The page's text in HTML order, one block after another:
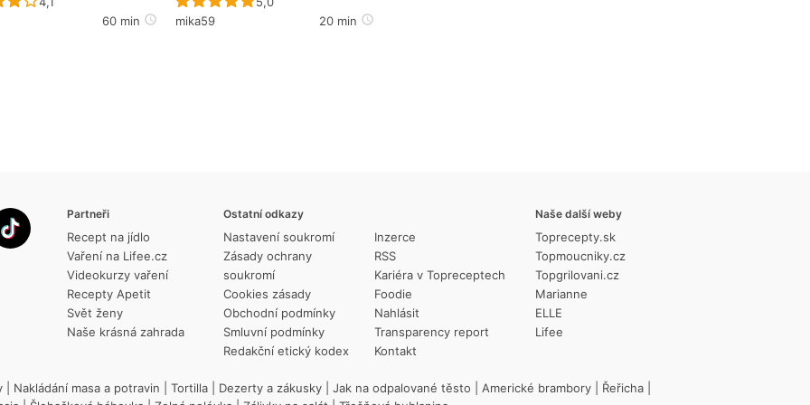
60 min
mika59
20 min
Partneři
Recept na jídlo
Vaření na Lifee.cz
Videokurzy vaření
Recepty Apetit
Svět ženy
Naše krásná zahrada
Ostatní odkazy
Nastavení soukromí
Zásady ochrany
soukromí
Cookies zásady
Obchodní podmínky
Smluvní podmínky
Redakční etický kodex
Inzerce
RSS
Kariéra v Topreceptech
Foodie
Nahlásit
Transparency report
Kontakt
Naše další weby
Toprecepty.sk
Topmoucniky.cz
Topgrilovani.cz
Marianne
ELLE
Lifee
Nakládání masa a potravin Tortilla Dezerty a zákusky Jak na odpalované těsto Americké brambory Řeřicha